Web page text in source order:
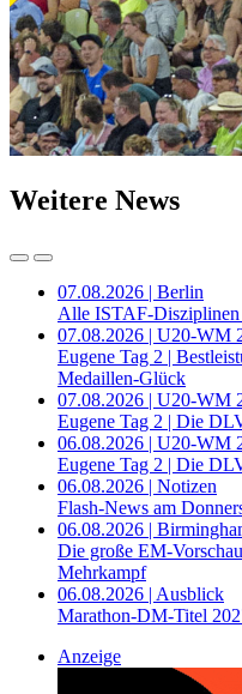
Weitere News
07.08.2026 | Berlin
Alle ISTAF-Disziplinen
07.08.2026 | U20-WM
Eugene Tag 2 |
Medaillen-Glück
07.08.2026 | U20-WM
Eugene Tag 2 | Die
06.08.2026 | U20-WM
Eugene Tag 2 | Die
06.08.2026 | Notizen
Flash-News am
06.08.2026 |
Die große EM-
Mehrkampf
06.08.2026 | Ausblick
Marathon-DM-Titel
Anzeige